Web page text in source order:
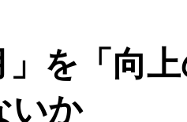
」を「向
いか